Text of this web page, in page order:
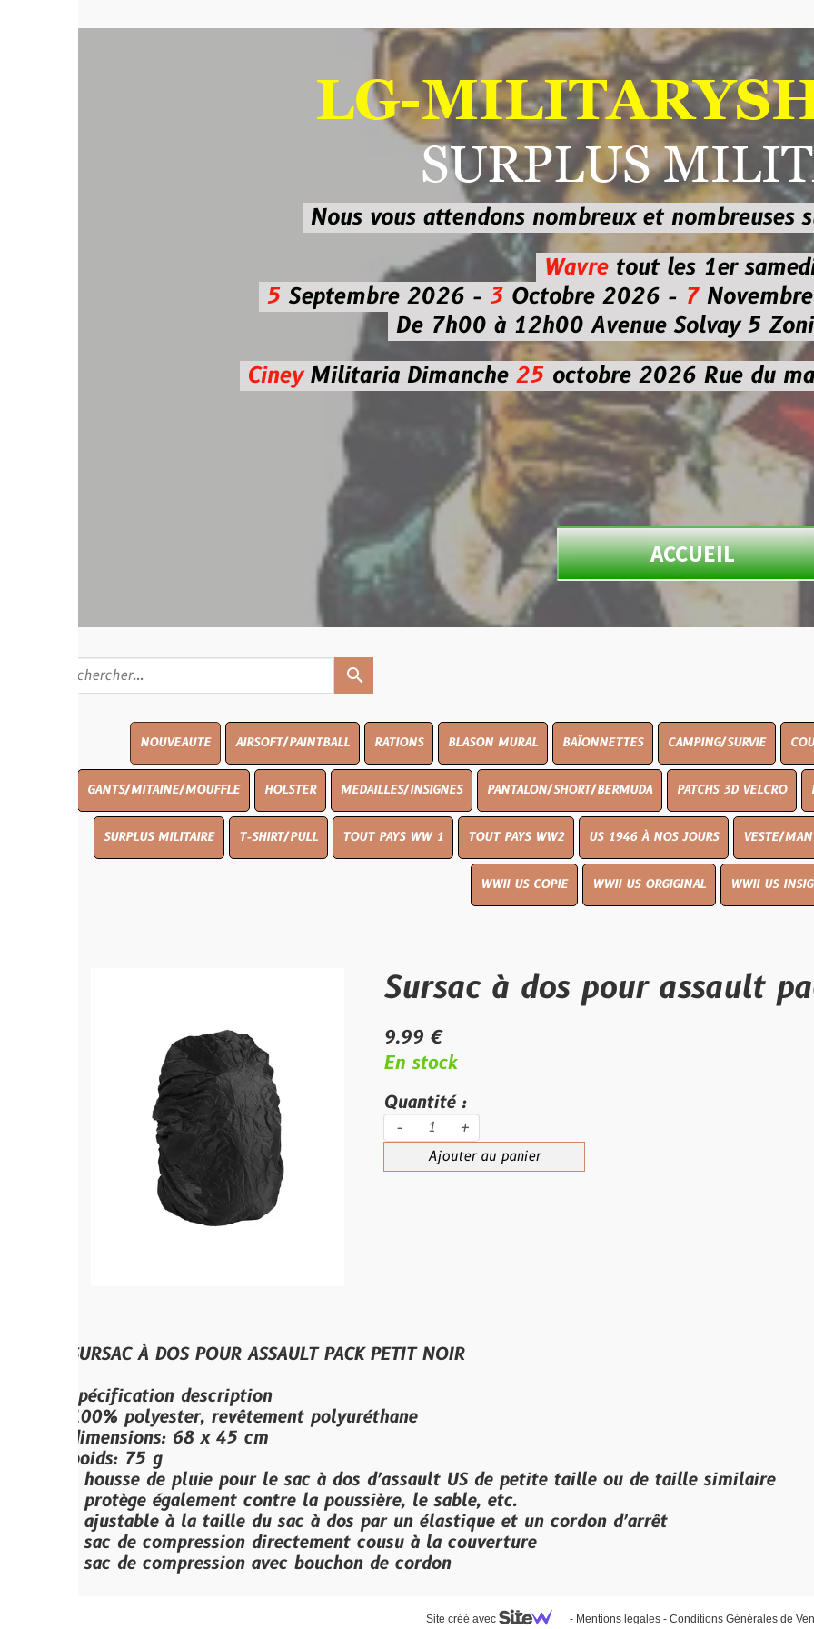
LG-
SURPLUS
Nous vous attendons nombreux et nombreusessur les
Wavre
tout les 1er samedi
Septembre 2026 -3Octobre 2026 - 7Novembre 2026
De 7h00 à 12h00 Avenue Solvay 5 Zoning
MilitariaDimanche25octobre 2026Rue du marché
ACCUEIL
AIRSOFT/PAINTBALL RATIONS BLASON MURAL BAÏONNETTES CAMPING/SURVIE COUTELLERIE
GANTS/MITAINE/MOUFFLE HOLSTER MEDAILLES/INSIGNES PANTALON/SHORT/BERMUDA PATCHS 3D VELCRO PEINTURE
SURPLUS MILITAIRE T-SHIRT/PULL TOUT PAYS WW 1 TOUT PAYS WW2 US 1946 À NOS JOURS VESTE/MANTEAU
WWII US COPIE WWII US ORGIGINAL WWII US INSIGNES
Sursac à dos pour assault pack
Quantité :
Ajouter au panier
À DOS POUR ASSAULT PACK PETIT NOIR
description
polyester, revêtement polyuréthane
68 x 45 cm
75 g
de pluie pour le sac à dos d′assault US de petite taille ou de taille similaire
également contre la poussière, le sable, etc.
à la taille du sac à dos par un élastique et un cordon d′arrêt
de compression directement cousu à la couverture
de compression avec bouchon de cordon
- Mentions légales-Conditions Générales de Vente-